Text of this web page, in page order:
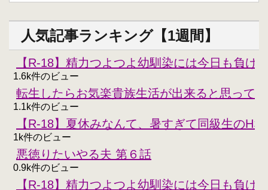
人気記事ランキング【1週間】
【R-18】精力つよつよ幼馴染には今日も負け
1.6k件のビュー
転生したらお気楽貴族生活が出来ると思って
1.1k件のビュー
【R-18】夏休みなんて、暑すぎて同級生のH
1k件のビュー
悪徳りたいやる夫 第６話
0.9k件のビュー
【R-18】精力つよつよ幼馴染には今日も負け